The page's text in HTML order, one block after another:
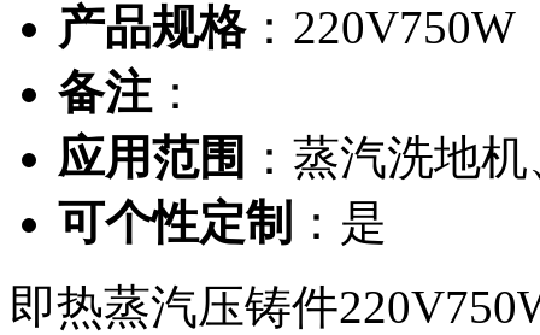
产品规格：220V750W
备注 ：
应用范围 ：蒸汽洗地
可个性定制
：是
即热蒸汽压铸件